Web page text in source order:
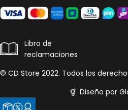
Libro de
reclamaciones
© CD Store 2022. Todos los
Diseño por